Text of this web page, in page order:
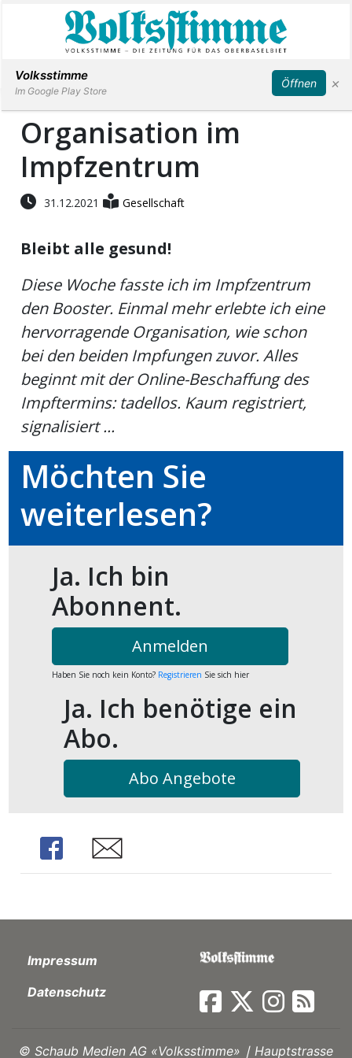
Immobilien
Veranstaltungen
Stellen
E-
Paper
App
Fussball
Abonnieren Anmelden
Organisation im
Impfzentrum
31.12.2021 Gesellschaft
Bleibt alle gesund!
Diese Woche fasste ich im Impfzentrum
den Booster. Einmal mehr erlebte ich eine
hervorragende Organisation, wie schon
bei den beiden Impfungen zuvor. Alles
beginnt mit der Online-Beschaffung des
Impftermins: tadellos. Kaum registriert,
signalisiert ...
Möchten Sie
weiterlesen?
Ja. Ich bin
Abonnent.
Anmelden
Haben Sie noch kein Konto? Registrieren Sie sich hier
Ja. Ich benötige ein
Abo.
Abo Angebote
Share Share
Impressum
Datenschutz
© Schaub Medien AG «Volksstimme» ∣ Hauptstrasse
Volksstimme
Im Google Play Store
Öffnen ×